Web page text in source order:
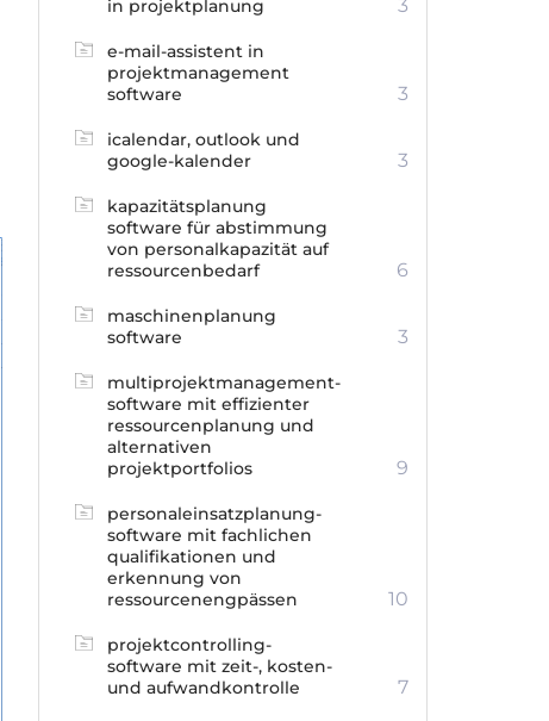
in projektplanung
3
e-mail-assistent in
projektmanagement
software
3
icalendar, outlook und
google-kalender
3
kapazitätsplanung
software für abstimmung
von personalkapazität auf
ressourcenbedarf
6
maschinenplanung
software
3
multiprojektmanagement-
software mit effizienter
ressourcenplanung und
alternativen
projektportfolios
9
personaleinsatzplanung-
software mit fachlichen
qualifikationen und
erkennung von
ressourcenengpässen
10
projektcontrolling-
software mit zeit-, kosten-
und aufwandkontrolle
7